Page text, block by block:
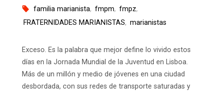
familia marianista, fmpm, fmpz,
FRATERNIDADES MARIANISTAS, marianistas
Exceso. Es la palabra que mejor define lo vivido estos
días en la Jornada Mundial de la Juventud en Lisboa.
Más de un millón y medio de jóvenes en una ciudad
desbordada, con sus redes de transporte saturadas y